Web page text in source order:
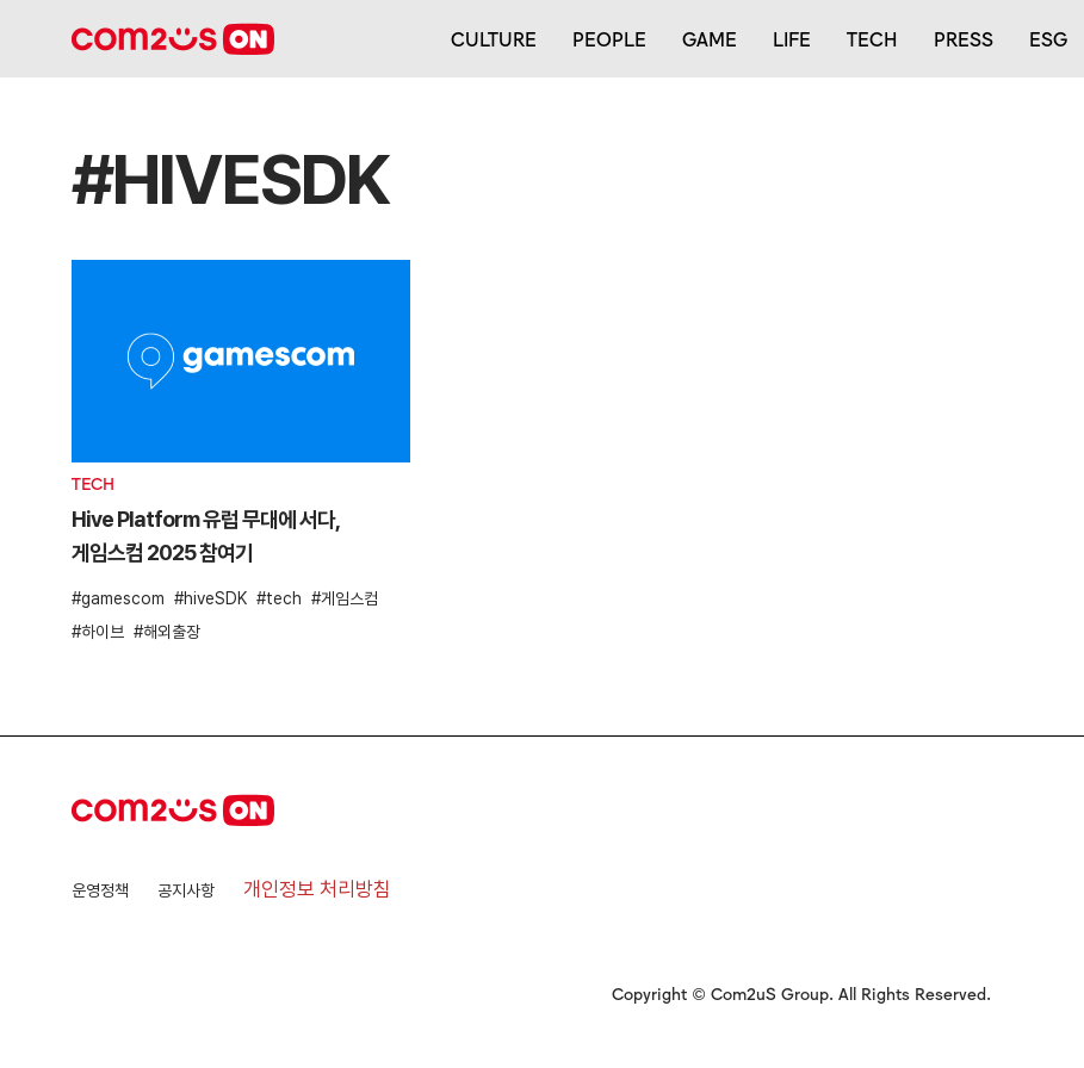
CULTURE PEOPLE GAME LIFE TECH PRESS ESG
#HIVESDK
TECH
Hive Platform 유럽 무대에 서다,
게임스컴 2025 참여기
gamescom hiveSDK tech
게임스컴
하이브
해외출장
운영정책 공지사항 개인정보 처리방침
Copyright © Com2uS Group. All Rights Reserved.